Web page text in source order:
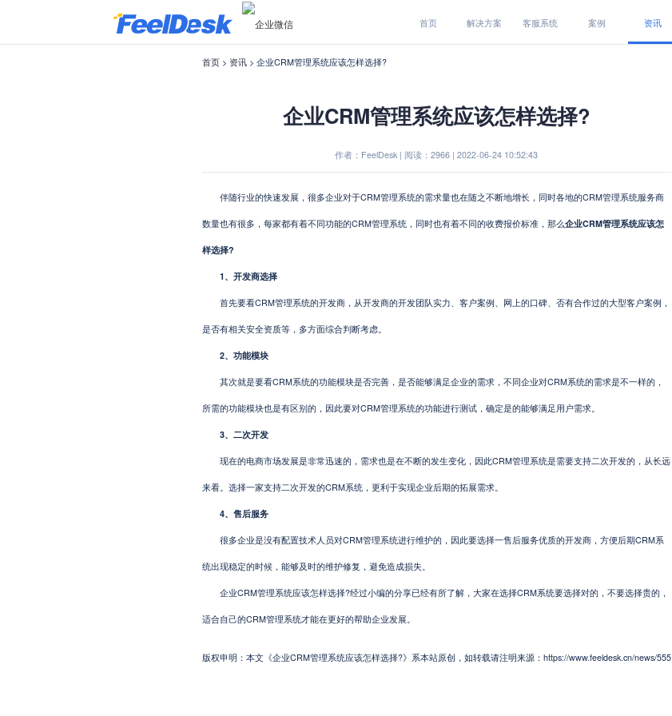
首页 解决方案 客服系统 案例 资讯
首页> 资讯> 企业CRM管理系统应该怎样选择?
企业CRM管理系统应该怎样选择?
作者：FeelDesk | 阅读：2966 | 2022-06-24 10:52:43
伴随行业的快速发展，很多企业对于CRM管理系统的需求量也在随之不断地增长，同时各地的CRM管理系统服务商
数量也有很多，每家都有着不同功能的CRM管理系统，同时也有着不同的收费报价标准，那么企业CRM管理系统应该怎
样选择?
1、开发商选择
首先要看CRM管理系统的开发商，从开发商的开发团队实力、客户案例、网上的口碑、否有合作过的大型客户案例，
是否有相关安全资质等，多方面综合判断考虑。
2、功能模块
其次就是要看CRM系统的功能模块是否完善，是否能够满足企业的需求，不同企业对CRM系统的需求是不一样的，
所需的功能模块也是有区别的，因此要对CRM管理系统的功能进行测试，确定是的能够满足用户需求。
3、二次开发
现在的电商市场发展是非常迅速的，需求也是在不断的发生变化，因此CRM管理系统是需要支持二次开发的，从长远
来看。选择一家支持二次开发的CRM系统，更利于实现企业后期的拓展需求。
4、售后服务
很多企业是没有配置技术人员对CRM管理系统进行维护的，因此要选择一售后服务优质的开发商，方便后期CRM系
统出现稳定的时候，能够及时的维护修复，避免造成损失。
企业CRM管理系统应该怎样选择?经过小编的分享已经有所了解，大家在选择CRM系统要选择对的，不要选择贵的，
适合自己的CRM管理系统才能在更好的帮助企业发展。
版权申明：本文《企业CRM管理系统应该怎样选择?》系本站原创，如转载请注明来源：https://www.feeldesk.cn/news/555